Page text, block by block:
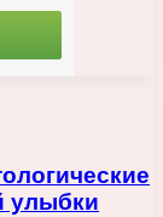
улыбки